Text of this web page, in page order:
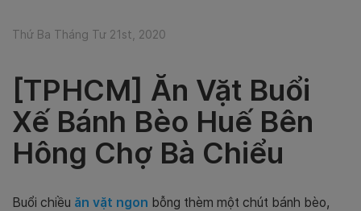
Thứ Ba Tháng Tư 21st, 2020
[TPHCM] Ăn Vặt Buổi
Xế Bánh Bèo Huế Bên
Hông Chợ Bà Chiểu
Buổi chiều ăn vặt ngon bỗng thèm một chút bánh bèo,